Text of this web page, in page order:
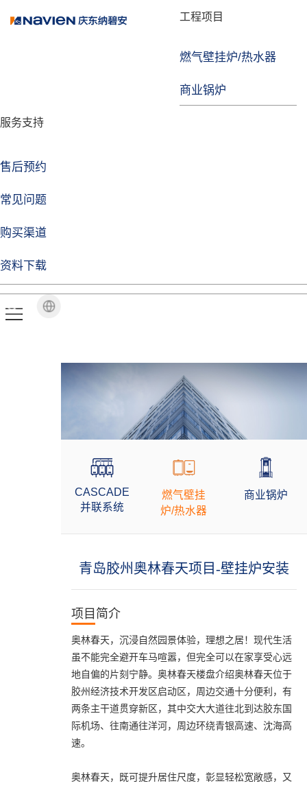
工程项目
燃气壁挂炉/热水器
商业锅炉
服务支持
售后预约
常见问题
购买渠道
资料下载
品牌故事
技术实力
企业动态
焦点注册Life
品牌视角
CASCADE
并联系统
燃气壁挂
炉/热水器
商业锅炉
青岛胶州奥林春天项目-壁挂炉安装
项目简介
奥林春天，沉浸自然园景体验，理想之居！现代生活
虽不能完全避开车马喧嚣，但完全可以在家享受心远
地自偏的片刻宁静。奥林春天楼盘介绍奥林春天位于
胶州经济技术开发区启动区，周边交通十分便利，有
两条主干道贯穿新区，其中交大大道往北到达胶东国
际机场、往南通往洋河，周边环绕青银高速、沈海高
速。
奥林春天，既可提升居住尺度，彰显轻松宽敞感，又